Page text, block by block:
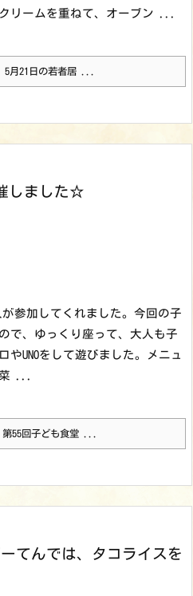
リームを重ねて、オーブン ...
5月21日の若者居 ...
しました☆
参加してくれました。 今回の子
で、ゆっくり座って、大人も子
UNOをして遊びました。
メニュ
菜 ...
55回子ども食堂 ...
てんでは、タコライスを